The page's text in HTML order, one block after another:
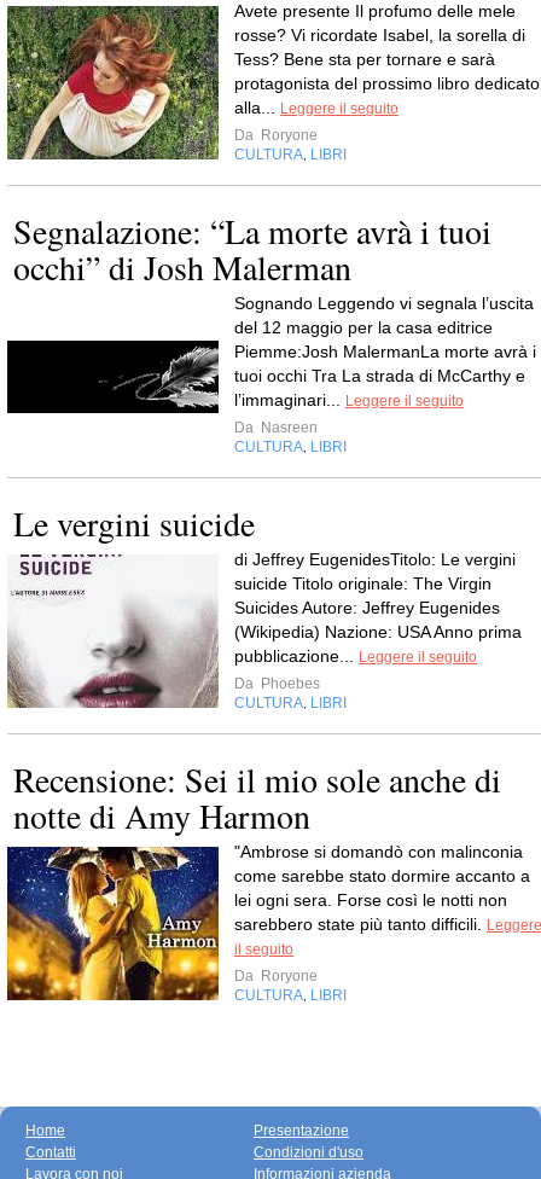
Avete presente Il profumo delle mele
rosse? Vi ricordate Isabel, la sorella di
Tess? Bene sta per tornare e sarà
protagonista del prossimo libro dedicato
alla...
Leggere il seguito
Da Roryone
CULTURA LIBRI
Segnalazione: “La morte avrà i tuoi
occhi” di Josh Malerman
Sognando Leggendo vi segnala l’uscita
del 12 maggio per la casa editrice
Piemme:Josh MalermanLa morte avrà i
tuoi occhi Tra La strada di McCarthy e
l’immaginari...
Leggere il seguito
Da Nasreen
CULTURA LIBRI
Le vergini suicide
di Jeffrey EugenidesTitolo: Le vergini
suicide Titolo originale: The Virgin
Suicides Autore: Jeffrey Eugenides
(Wikipedia) Nazione: USA Anno prima
pubblicazione...
Leggere il seguito
Da Phoebes
CULTURA LIBRI
Recensione: Sei il mio sole anche di
notte di Amy Harmon
"Ambrose si domandò con malinconia
come sarebbe stato dormire accanto a
lei ogni sera. Forse così le notti non
sarebbero state più tanto difficili.
Leggere
il seguito
Da Roryone
CULTURA LIBRI
Home
Contatti
Lavora con noi
Presentazione
Condizioni d'uso
Informazioni azienda